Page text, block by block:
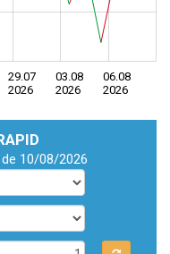
29.07
2026
03.08
2026
06.08
2026
10/08/2026